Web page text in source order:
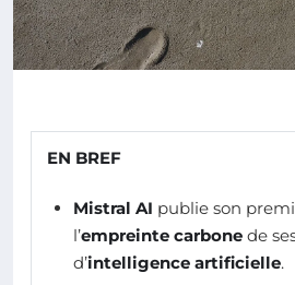
EN BREF
Mistral AI publie son
l’empreinte carbone de
d’intelligence artificielle.